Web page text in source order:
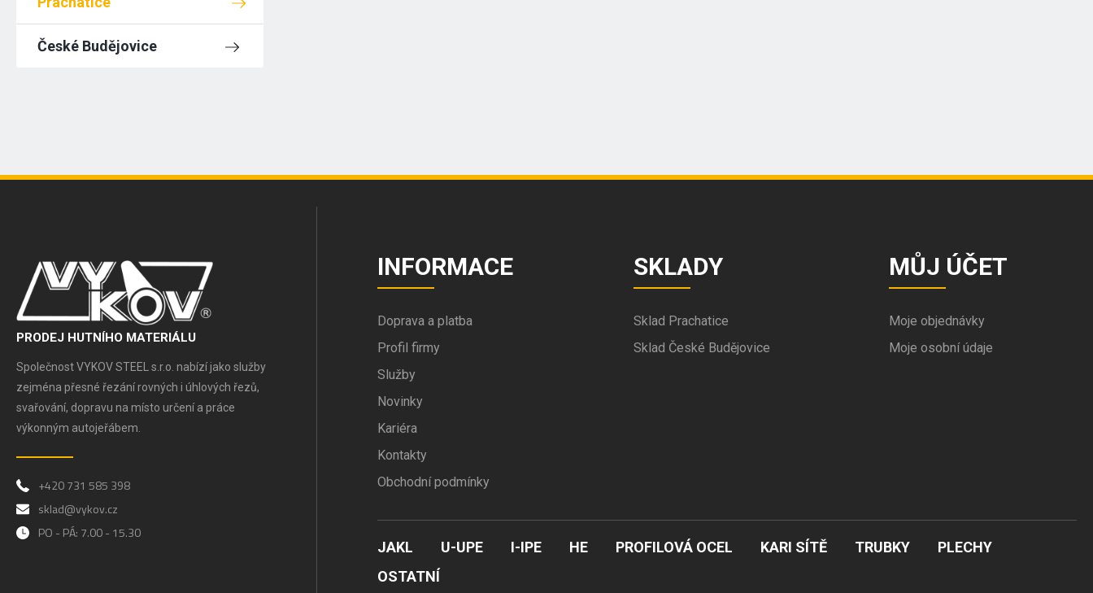
České Budějovice
PRODEJ HUTNÍHO MATERIÁLU
Společnost VYKOV STEEL s.r.o. nabízí jako služby
zejména přesné řezání rovných i úhlových řezů,
svařování, dopravu na místo určení a práce
výkonným autojeřábem.
+420 731 585 398
sklad@vykov.cz
PO - PÁ: 7.00 - 15.30
INFORMACE
Doprava a platba
Profil firmy
Služby
Novinky
Kariéra
Kontakty
Obchodní podmínky
SKLADY
Sklad Prachatice
Sklad České Budějovice
MŮJ ÚČET
Moje objednávky
Moje osobní údaje
JAKL U-UPE I-IPE HE PROFILOVÁ OCEL KARI SÍTĚ TRUBKY
PLECHY
OSTATNÍ